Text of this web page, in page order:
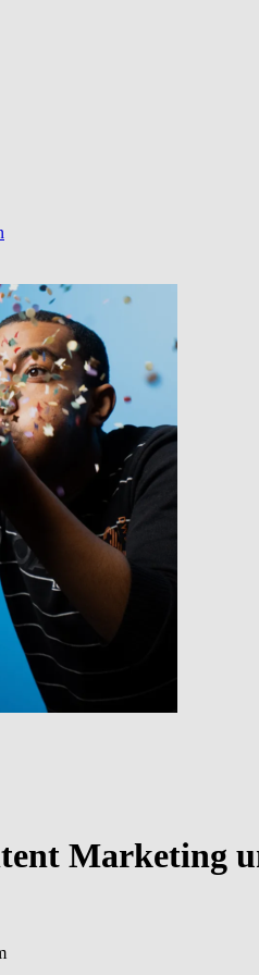
Marketing